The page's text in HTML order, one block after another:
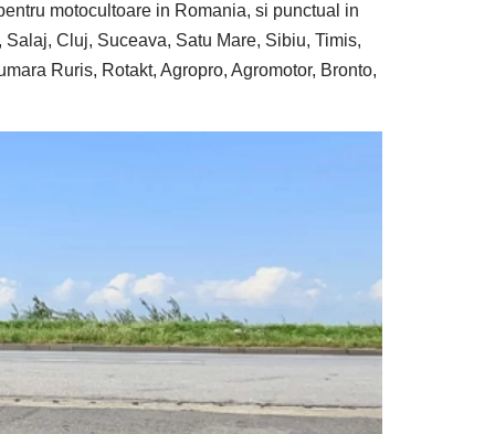
motocultoare in Romania, si punctual in
Cluj, Suceava, Satu Mare, Sibiu, Timis,
Ruris, Rotakt, Agropro, Agromotor, Bronto,